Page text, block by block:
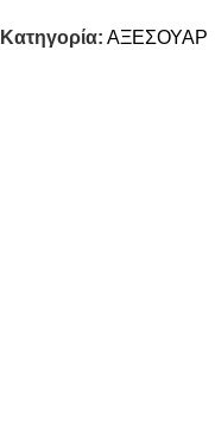
Κατηγορία: ΑΞΕΣΟΥΑΡ